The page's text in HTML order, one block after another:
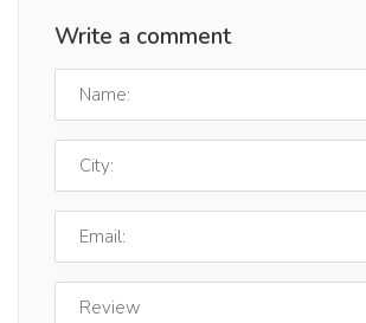
Write a comment